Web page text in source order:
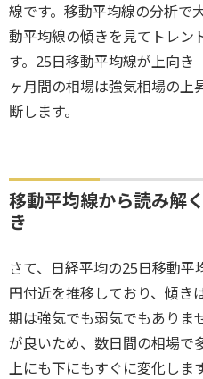
線です。移動平均線の分析で
動平均線の傾きを見てトレン
す。25日移動平均線が上向き
ヶ月間の相場は強気相場の上
断します。
移動平均線から読み解
き
さて、日経平均の25日移動
円付近を推移しており、傾き
期は強気でも弱気でもありま
が良いため、数日間の相場で
上にも下にもすぐに変化しま